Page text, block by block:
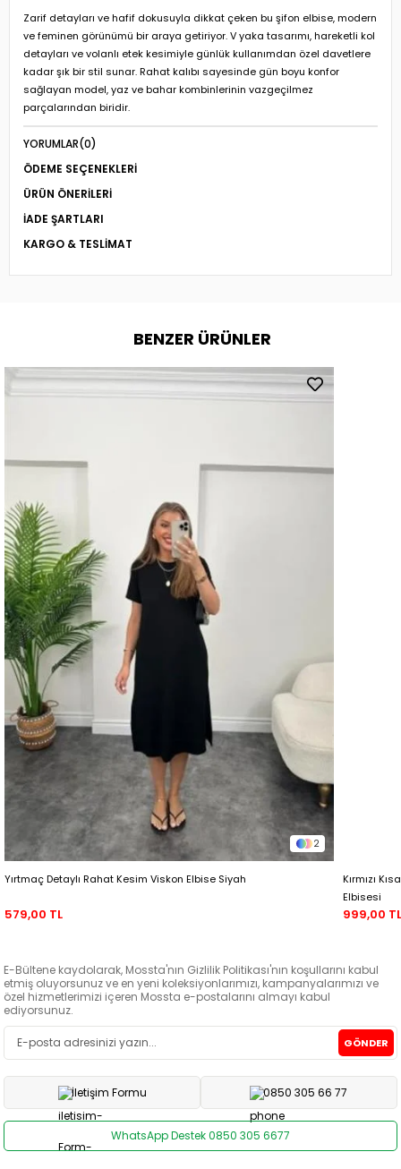
Zarif detayları ve hafif dokusuyla dikkat çeken bu şifon elbise, modern
ve feminen görünümü bir araya getiriyor. V yaka tasarımı, hareketli kol
detayları ve volanlı etek kesimiyle günlük kullanımdan özel davetlere
kadar şık bir stil sunar. Rahat kalıbı sayesinde gün boyu konfor
sağlayan model, yaz ve bahar kombinlerinin vazgeçilmez
parçalarından biridir.
YORUMLAR(0)
ÖDEME SEÇENEKLERI
ÜRÜN ÖNERILERI
İADE ŞARTLARI
KARGO & TESLIMAT
BENZER ÜRÜNLER
2
Yırtmaç Detaylı Rahat Kesim Viskon Elbise Siyah
579,00 TL
Kırmızı
Elbisesi
999,00
E-Bültene kaydolarak, Mossta'nın Gizlilik Politikası'nın koşullarını kabul
etmiş oluyorsunuz ve en yeni koleksiyonlarımızı, kampanyalarımızı ve
özel hizmetlerimizi içeren Mossta e-postalarını almayı kabul
ediyorsunuz.
GÖNDER
İletişim Formu 0850 305 66 77
WhatsApp Destek 0850 305 6677